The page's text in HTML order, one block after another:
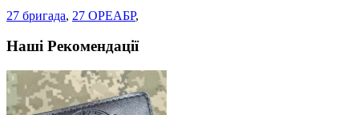
27 бригада, 27 ОРЕАБР,
Наші Рекомендації